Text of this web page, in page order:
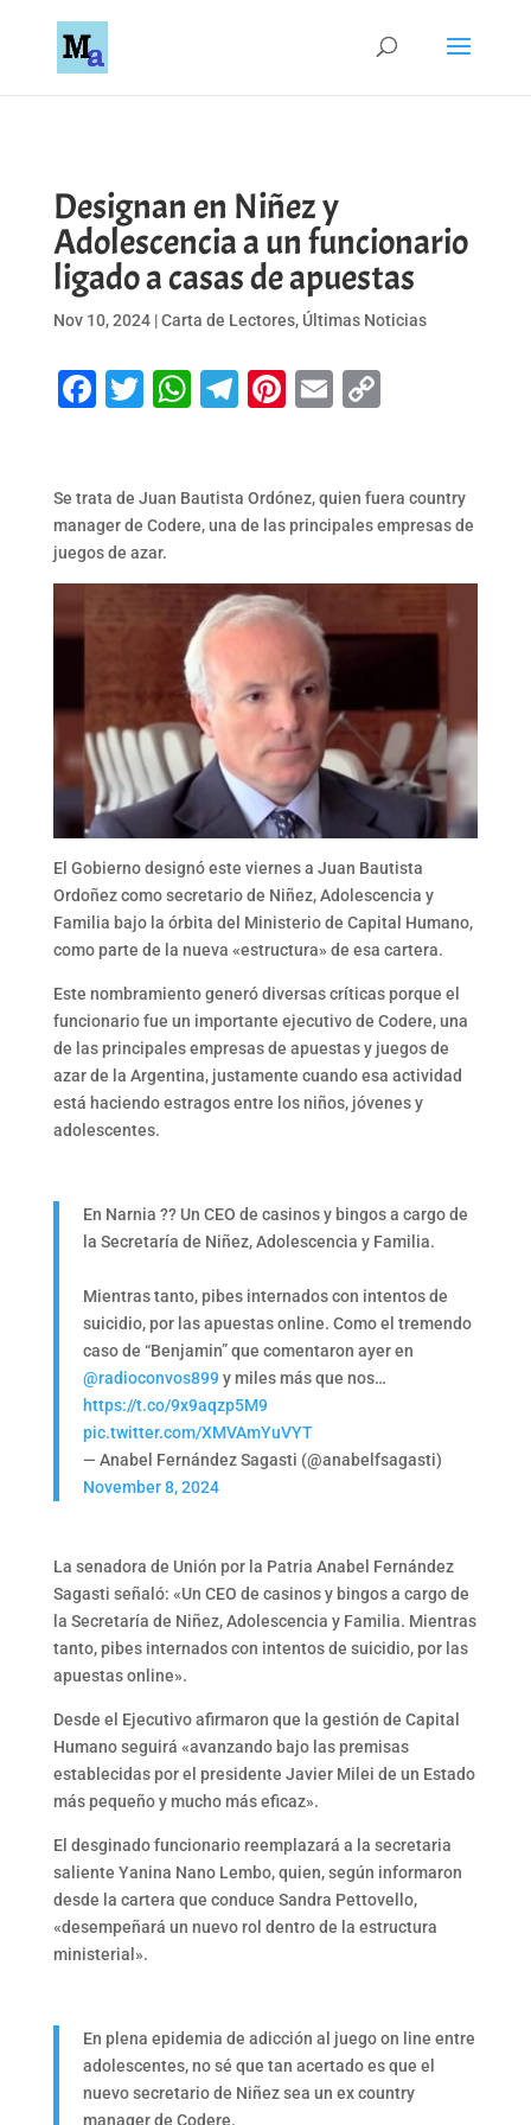
Designan en Niñez y
Adolescencia a un funcionario
ligado a casas de apuestas
Nov 10, 2024|Carta de Lectores, Últimas Noticias
Facebook
Twitter
WhatsApp
Telegram
Pinterest
EmailCopy
Se trata de Juan Bautista Ordónez, quien fuera country
manager de Codere, una de las principales empresas de
juegos de azar.
El Gobierno designó este viernes a Juan Bautista
Ordoñez como secretario de Niñez, Adolescencia y
Familia bajo la órbita del Ministerio de Capital Humano,
como parte de la nueva «estructura» de esa cartera.
Este nombramiento generó diversas críticas porque el
funcionario fue un importante ejecutivo de Codere, una
de las principales empresas de apuestas y juegos de
azar de la Argentina, justamente cuando esa actividad
está haciendo estragos entre los niños, jóvenes y
adolescentes.
En Narnia ?? Un CEO de casinos y bingos a cargo de
la Secretaría de Niñez, Adolescencia y Familia.
Mientras tanto, pibes internados con intentos de
suicidio, por las apuestas online. Como el tremendo
caso de “Benjamin” que comentaron ayer en
@radioconvos899y miles más que nos…
https://t.co/9x9aqzp5M9
pic.twitter.com/XMVAmYuVYT
— Anabel Fernández Sagasti (@anabelfsagasti)
November 8, 2024
La senadora de Unión por la Patria Anabel Fernández
Sagasti señaló: «Un CEO de casinos y bingos a cargo de
la Secretaría de Niñez, Adolescencia y Familia. Mientras
tanto, pibes internados con intentos de suicidio, por las
apuestas online».
Desde el Ejecutivo afirmaron que la gestión de Capital
Humano seguirá «avanzando bajo las premisas
establecidas por el presidente Javier Milei de un Estado
más pequeño y mucho más eficaz».
El desginado funcionario reemplazará a la secretaria
saliente Yanina Nano Lembo, quien, según informaron
desde la cartera que conduce Sandra Pettovello,
«desempeñará un nuevo rol dentro de la estructura
ministerial».
En plena epidemia de adicción al juego on line entre
adolescentes, no sé que tan acertado es que el
nuevo secretario de Niñez sea un ex country
manager de Codere.